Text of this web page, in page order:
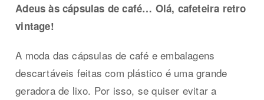
Adeus às cápsulas de café… Olá, cafeteira retro
vintage!
A moda das cápsulas de café e embalagens
descartáveis feitas com plástico é uma grande
geradora de lixo. Por isso, se quiser evitar a